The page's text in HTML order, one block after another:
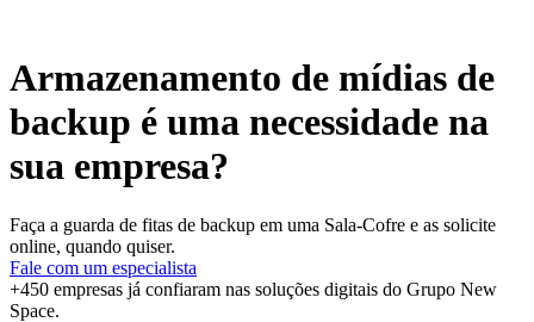
Armazenamento de mídias de
backup é uma necessidade na
sua empresa?
Faça a guarda de fitas de backup em uma Sala-Cofre e as solicite
online, quando quiser.
Fale com um especialista
+450 empresas já confiaram nas soluções digitais do Grupo New
Space.